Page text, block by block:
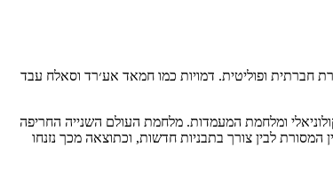
חברתית ופוליטית. דמויות כמו חמאד אע׳רד וסאלח עבד
ומלחמת המעמדות. מלחמת העולם השנייה החריפה
המסורת לבין צורך בתבניות חדשות, וכתוצאה מכך נזנחו